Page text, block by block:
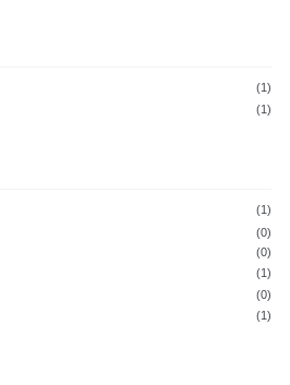
(1)
(1)
(1)
(0)
(0)
(1)
(0)
(1)